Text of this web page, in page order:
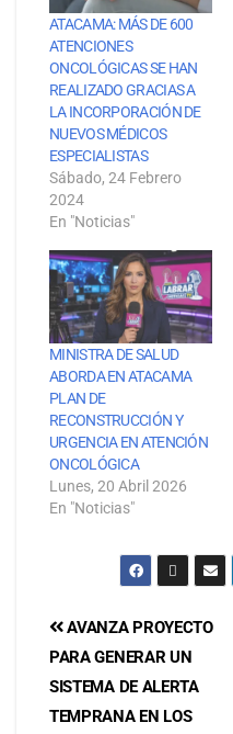
ATACAMA: MÁS DE 600
ATENCIONES
ONCOLÓGICAS SE HAN
REALIZADO GRACIAS A
LA INCORPORACIÓN DE
NUEVOS MÉDICOS
ESPECIALISTAS
Sábado, 24 Febrero
2024
En "Noticias"
MINISTRA DE SALUD
ABORDA EN ATACAMA
PLAN DE
RECONSTRUCCIÓN Y
URGENCIA EN ATENCIÓN
ONCOLÓGICA
Lunes, 20 Abril 2026
En "Noticias"
AVANZA PROYECTO
PARA GENERAR UN
SISTEMA DE ALERTA
TEMPRANA EN LOS